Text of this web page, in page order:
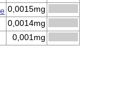
0,0015mg
0,0014mg
0,001mg